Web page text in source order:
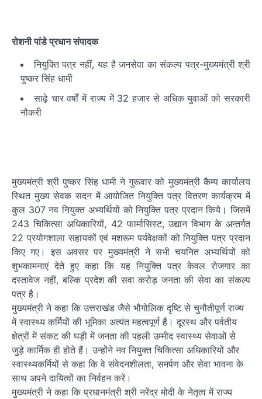
रोशनी पांडे प्रधान संपादक
नियुक्ति पत्र नहीं, यह है जनसेवा का संकल्प पत्र-मुख्यमंत्री श्री
पुष्कर सिंह धामी
साढ़े चार वर्षों में राज्य में 32 हजार से अधिक युवाओं को सरकारी
नौकरी
मुख्यमंत्री श्री पुष्कर सिंह धामी ने गुरूवार को मुख्यमंत्री कैम्प कार्यालय
स्थित मुख्य सेवक सदन में आयोजित नियुक्ति पत्र वितरण कार्यक्रम में
कुल 307 नव नियुक्त अभ्यर्थियों को नियुक्ति पत्र प्रदान किये। जिसमें
243 चिकित्सा अधिकारियों, 42 फार्मासिस्ट, उद्यान विभाग के अन्तर्गत
22 प्रयोगशाला सहायकों एवं मशरूम पर्यवेक्षकों को नियुक्ति पत्र प्रदान
किए गए। इस अवसर पर मुख्यमंत्री ने सभी चयनित अभ्यर्थियों को
शुभकामनाएं देते हुए कहा कि यह नियुक्ति पत्र केवल रोजगार का
दस्तावेज नहीं, बल्कि प्रदेश की सवा करोड़ जनता की सेवा का संकल्प
पत्र है।
मुख्यमंत्री ने कहा कि उत्तराखंड जैसे भौगोलिक दृष्टि से चुनौतीपूर्ण राज्य
में स्वास्थ्य कर्मियों की भूमिका अत्यंत महत्वपूर्ण है। दूरस्थ और पर्वतीय
क्षेत्रों में संकट की घड़ी में जनता की पहली उम्मीद स्वास्थ्य सेवाओं से
जुड़े कार्मिक ही होते हैं। उन्होंने नव नियुक्त चिकित्सा अधिकारियों और
स्वास्थ्यकर्मियों से कहा कि वे संवेदनशीलता, समर्पण और सेवा भावना के
साथ अपने दायित्वों का निर्वहन करें।
मुख्यमंत्री ने कहा कि प्रधानमंत्री श्री नरेंद्र मोदी के नेतृत्व में राज्य